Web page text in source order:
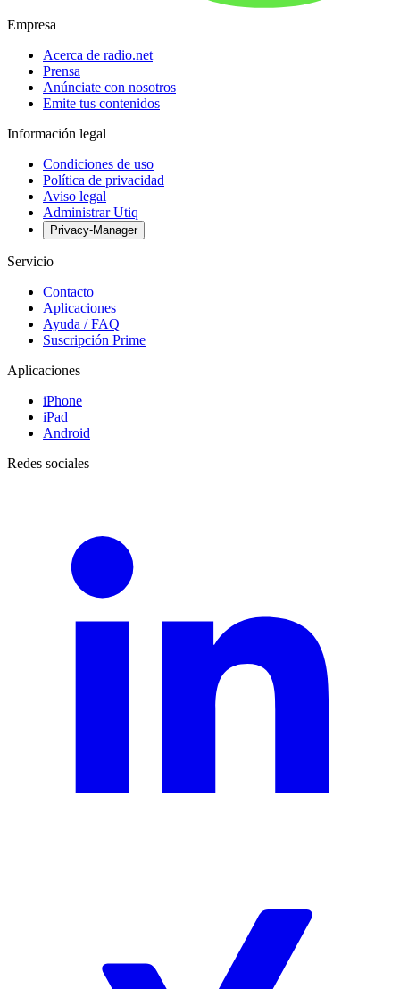
Empresa
Acerca de radio.net
Prensa
Anúnciate con nosotros
Emite tus contenidos
Información legal
Condiciones de uso
Política de privacidad
Aviso legal
Administrar Utiq
Privacy-Manager
Servicio
Contacto
Aplicaciones
Ayuda / FAQ
Suscripción Prime
Aplicaciones
iPhone
iPad
Android
Redes sociales